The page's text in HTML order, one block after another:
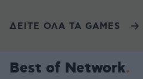
ΔΕΙΤΕ ΟΛΑ ΤΑ GAMES
Best of Network